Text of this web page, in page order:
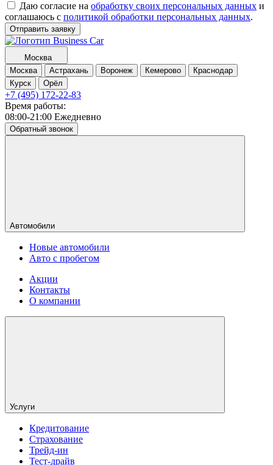
Даю согласие на обработку своих персональных данных и
соглашаюсь с политикой обработки персональных данных.
Отправить заявку
Москва
Москва
Астрахань Воронеж Кемерово
Краснодар
Курск
Орёл
+7 (495) 172-22-83
Время работы:
08:00-21:00 Ежедневно
Обратный звонок
Автомобили
Новые автомобили
Авто с пробегом
Акции
Контакты
О компании
Услуги
Кредитование
Страхование
Трейд-ин
Тест-драйв